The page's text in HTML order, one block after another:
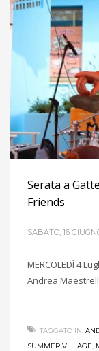
Serata a
Friends
SABATO, 16
MERCOLEDÌ 4
Andrea
TAGGATO IN:
SUMMER VILLAGE,